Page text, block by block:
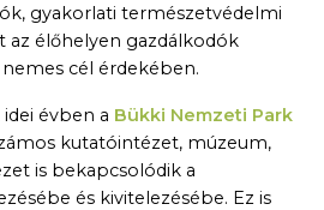
gyakorlati természetvédelmi
az élőhelyen gazdálkodók
cél érdekében.
évben a Bükki Nemzeti Park
kutatóintézet, múzeum,
is bekapcsolódik a
és kivitelezésébe. Ez is